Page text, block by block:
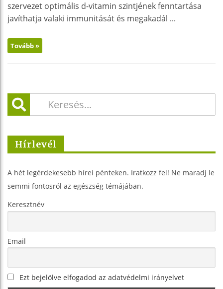
szervezet optimális d-vitamin szintjének fenntartása
javíthatja valaki immunitását és megakadál ...
Tovább »
Hírlevél
A hét legérdekesebb hírei pénteken. Iratkozz fel! Ne maradj le
semmi fontosról az egészség témájában.
Keresztnév
Email
Ezt bejelölve elfogadod az adatvédelmi irányelvet